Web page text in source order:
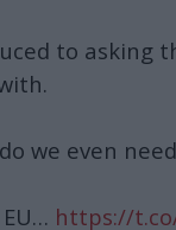
to asking
we even
https://